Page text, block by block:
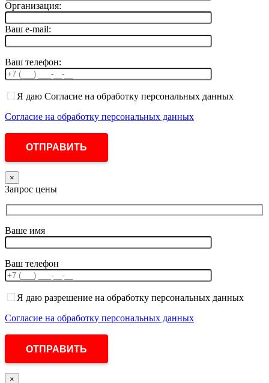
Организация:
Ваш e-mail:
Ваш телефон:
Я даю Согласие на обработку персональных данных
Согласие на обработку персональных данных
×
Запрос цены
Ваше имя
Ваш телефон
Я даю разрешение на обработку персональных данных
Согласие на обработку персональных данных
×